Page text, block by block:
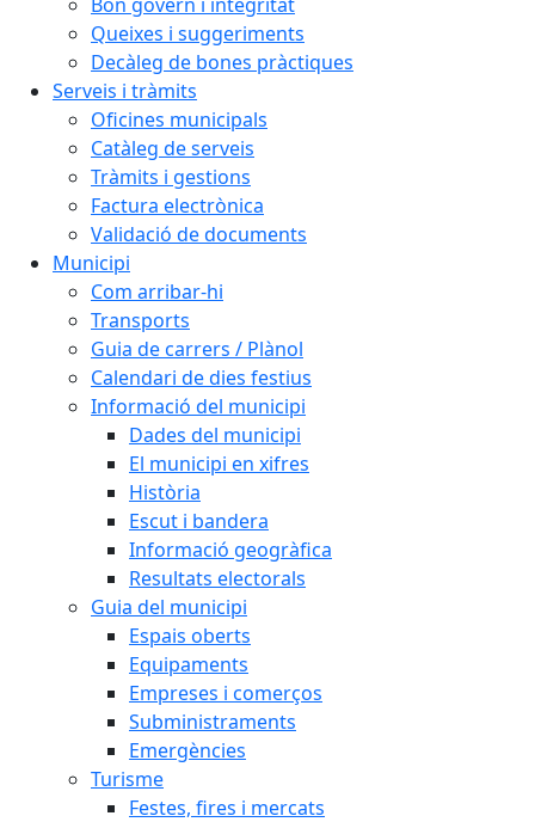
Queixes i suggeriments
Decàleg de bones pràctiques
Serveis i tràmits
Oficines municipals
Catàleg de serveis
Tràmits i gestions
Factura electrònica
Validació de documents
Municipi
Com arribar-hi
Transports
Guia de carrers / Plànol
Calendari de dies festius
Informació del municipi
Dades del municipi
El municipi en xifres
Història
Escut i bandera
Informació geogràfica
Resultats electorals
Guia del municipi
Espais oberts
Equipaments
Empreses i comerços
Subministraments
Emergències
Turisme
Festes, fires i mercats